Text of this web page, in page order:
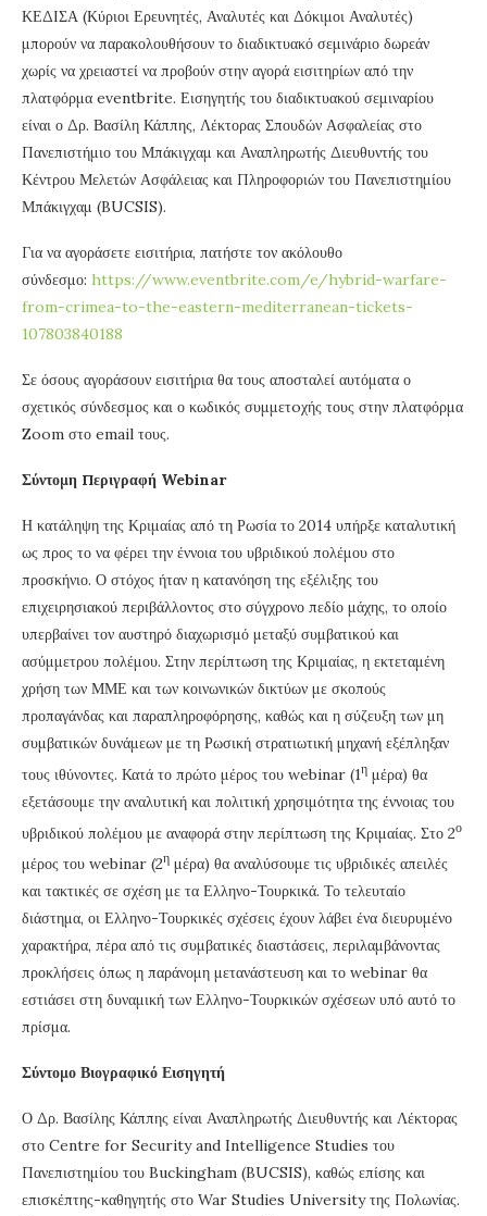
ΚΕΔΙΣΑ (Κύριοι Ερευνητές, Αναλυτές και Δόκιμοι Αναλυτές)
μπορούν να παρακολουθήσουν το διαδικτυακό σεμινάριο δωρεάν
χωρίς να χρειαστεί να προβούν στην αγορά εισιτηρίων από την
πλατφόρμα eventbrite. Εισηγητής του διαδικτυακού σεμιναρίου
είναι ο Δρ. Βασίλη Κάππης, Λέκτορας Σπουδών Ασφαλείας στο
Πανεπιστήμιο του Μπάκιγχαμ και Αναπληρωτής Διευθυντής του
Κέντρου Μελετών Ασφάλειας και Πληροφοριών του Πανεπιστημίου
Μπάκιγχαμ (BUCSIS).
Για να αγοράσετε εισιτήρια, πατήστε τον ακόλουθο
σύνδεσμο: https://www.eventbrite.com/e/hybrid-warfare-
from-crimea-to-the-eastern-mediterranean-tickets-
107803840188
Σε όσους αγοράσουν εισιτήρια θα τους αποσταλεί αυτόματα ο
σχετικός σύνδεσμος και ο κωδικός συμμετoχής τους στην πλατφόρμα
Zoom στο email τους.
Σύντομη Περιγραφή Webinar
Η κατάληψη της Κριμαίας από τη Ρωσία το 2014 υπήρξε καταλυτική
ως προς το να φέρει την έννοια του υβριδικού πολέμου στο
προσκήνιο. Ο στόχος ήταν η κατανόηση της εξέλιξης του
επιχειρησιακού περιβάλλοντος στο σύγχρονο πεδίο μάχης, το οποίο
υπερβαίνει τον αυστηρό διαχωρισμό μεταξύ συμβατικού και
ασύμμετρου πολέμου. Στην περίπτωση της Κριμαίας, η εκτεταμένη
χρήση των ΜΜΕ και των κοινωνικών δικτύων με σκοπούς
προπαγάνδας και παραπληροφόρησης, καθώς και η σύζευξη των μη
συμβατικών δυνάμεων με τη Ρωσική στρατιωτική μηχανή εξέπληξαν
τους ιθύνοντες. Κατά το πρώτο μέρος του webinar (1η μέρα) θα
εξετάσουμε την αναλυτική και πολιτική χρησιμότητα της έννοιας του
υβριδικού πολέμου με αναφορά στην περίπτωση της Κριμαίας. Στο 2ο
μέρος του webinar (2η μέρα) θα αναλύσουμε τις υβριδικές απειλές
και τακτικές σε σχέση με τα Ελληνο-Τουρκικά. Το τελευταίο
διάστημα, οι Ελληνο-Τουρκικές σχέσεις έχουν λάβει ένα διευρυμένο
χαρακτήρα, πέρα από τις συμβατικές διαστάσεις, περιλαμβάνοντας
προκλήσεις όπως η παράνομη μετανάστευση και το webinar θα
εστιάσει στη δυναμική των Ελληνο-Τουρκικών σχέσεων υπό αυτό το
πρίσμα.
Σύντομο Βιογραφικό Εισηγητή
Ο Δρ. Βασίλης Κάππης είναι Αναπληρωτής Διευθυντής και Λέκτορας
στο Centre for Security and Intelligence Studies του
Πανεπιστημίου του Buckingham (BUCSIS), καθώς επίσης και
επισκέπτης-καθηγητής στο War Studies University της Πολωνίας.